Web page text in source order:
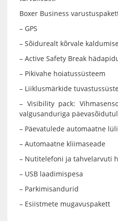
Boxer Business
– GPS
– Sõidurealt kõrvale
– Active Safety Break
– Pikivahe hoiatussüsteem
– Liiklusmärkide
– Visibility pack:
valgusanduriga
– Päevatulede automaatne
– Automaatne kliimaseade
– Nutitelefoni ja tahvelarvuti
– USB laadimispesa
– Parkimisandurid
– Esiistmete mugavuspakett